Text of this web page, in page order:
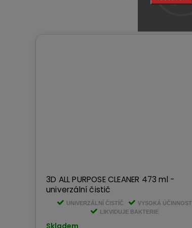
3D ALL PURPOSE CLEANER 473 ml -
univerzální čistič
UNIVERZÁLNÍ ČISTÍČ
VYSOKÁ ÚČINNOST
LIKVIDUJE BAKTERIE